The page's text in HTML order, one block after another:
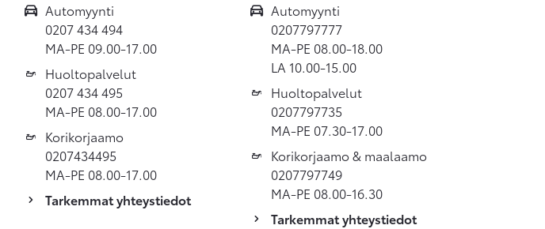
Automyynti
0207 434 494
MA-PE 09.00-17.00
Huoltopalvelut
0207 434 495
MA-PE 08.00-17.00
Korikorjaamo
0207434495
MA-PE 08.00-17.00
Tarkemmat yhteystiedot
Automyynti
0207797777
MA-PE 08.00-18.00
LA 10.00-15.00
Huoltopalvelut
0207797735
MA-PE 07.30-17.00
Korikorjaamo & maalaamo
0207797749
MA-PE 08.00-16.30
Tarkemmat yhteystiedot